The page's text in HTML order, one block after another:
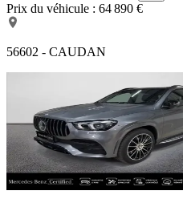
Prix du véhicule : 64 890 €
56602 - CAUDAN